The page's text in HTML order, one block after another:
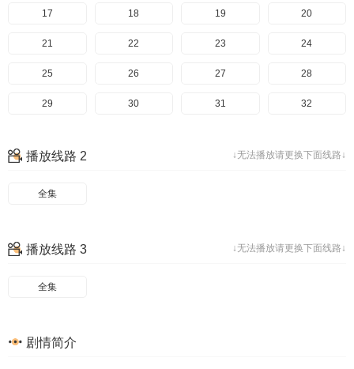
17 18 19 20
21 22 23 24
25 26 27 28
29 30 31 32
37
41
49 52
53
61
↓无法播放请更换下面线路↓
播放线路 2
全集
↓无法播放请更换下面线路↓
播放线路 3
全集
剧情简介